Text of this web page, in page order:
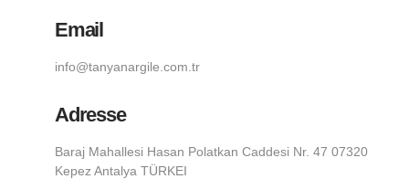
Email
info@tanyanargile.com.tr
Adresse
Baraj Mahallesi Hasan Polatkan Caddesi Nr. 47 07320
Kepez Antalya TÜRKEI